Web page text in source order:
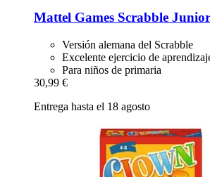
Mattel Games Scrabble
Versión alemana del Scrabble
Excelente ejercicio de
Para niños de primaria
30,99 €
Entrega hasta el 18 agosto